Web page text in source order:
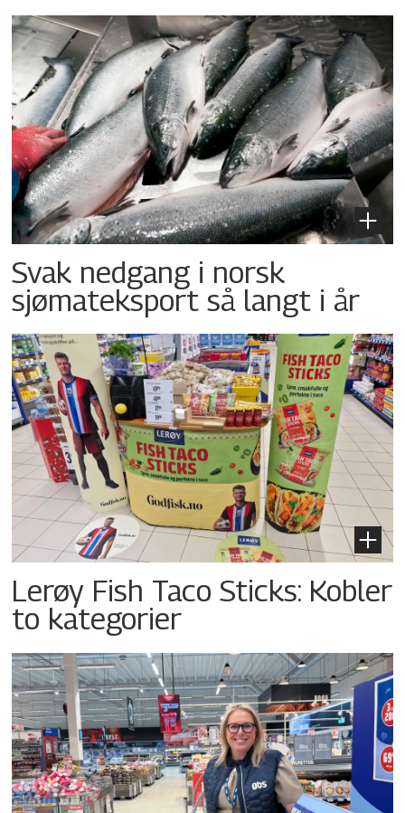
Svak nedgang i norsk
sjømateksport så langt i år
Lerøy Fish Taco Sticks: Kobler
to kategorier